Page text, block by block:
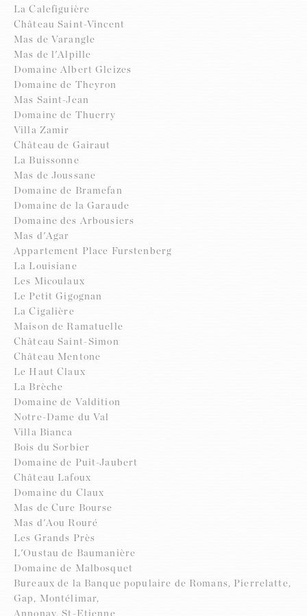
La Calefiguière
Château Saint-Vincent
Mas de Varangle
Mas de l'Alpille
Domaine Albert Gleizes
Domaine de Theyron
Mas Saint-Jean
Domaine de Thuerry
Villa Zamir
Château de Gairaut
La Buissonne
Mas de Joussane
Domaine de Bramefan
Domaine de la Garaude
Domaine des Arbousiers
Mas d'Agar
Appartement Place Furstenberg
La Louisiane
Les Micoulaux
Le Petit Gigognan
La Cigalière
Maison de Ramatuelle
Château Saint-Simon
Château Mentone
Le Haut Claux
La Brèche
Domaine de Valdition
Notre-Dame du Val
Villa Bianca
Bois du Sorbier
Domaine de Puit-Jaubert
Château Lafoux
Domaine du Claux
Mas de Cure Bourse
Mas d'Aou Rouré
Les Grands Près
L'Oustau de Baumanière
Domaine de Malbosquet
Bureaux de la Banque populaire de Romans, Pierrelatte,
Gap, Montélimar,
Annonay, St-Etienne